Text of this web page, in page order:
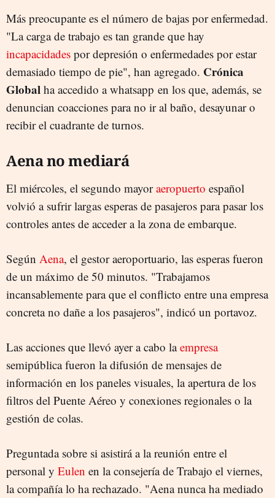
Más preocupante es el número de bajas por enfermedad.
"La carga de trabajo es tan grande que hay
incapacidades por depresión o enfermedades por estar
demasiado tiempo de pie", han agregado. Crónica
Global ha accedido a whatsapp en los que, además, se
denuncian coacciones para no ir al baño, desayunar o
recibir el cuadrante de turnos.
Aena no mediará
El miércoles, el segundo mayoraeropuerto español
volvió a sufrir largas esperas de pasajeros para pasar los
controles antes de acceder a la zona de embarque.
Según Aena, el gestor aeroportuario, las esperas fueron
de un máximo de 50 minutos. "Trabajamos
incansablemente para que el conflicto entre una empresa
concreta no dañe a los pasajeros", indicó un portavoz.
Las acciones que llevó ayer a cabo laempresa
semipública fueron la difusión de mensajes de
información en los paneles visuales, la apertura de los
filtros del Puente Aéreo y conexiones regionales o la
gestión de colas.
Preguntada sobre si asistirá a la reunión entre el
personal y Eulen en la consejería de Trabajo el viernes,
la compañía lo ha rechazado. "Aena nunca ha mediado